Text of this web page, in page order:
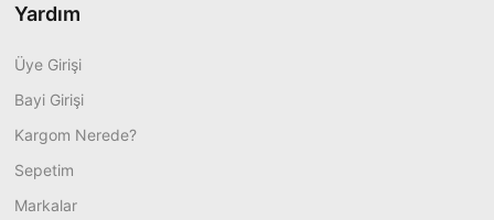
Yardım
Üye Girişi
Bayi Girişi
Kargom Nerede?
Sepetim
Markalar